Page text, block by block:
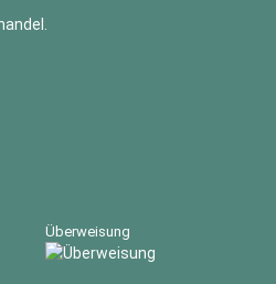
Überweisung